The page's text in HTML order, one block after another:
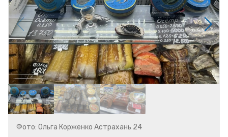
Фото: Ольга Корженко Астрахань 24